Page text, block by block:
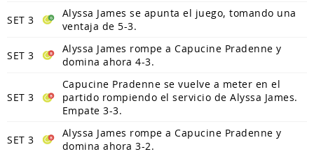
SET 3
Alyssa James se apunta el juego, tomando una
ventaja de 5-3.
SET 3
Alyssa James rompe a Capucine Pradenne y
domina ahora 4-3.
SET 3
Capucine Pradenne se vuelve a meter en el
partido rompiendo el servicio de Alyssa James.
Empate 3-3.
SET 3
Alyssa James rompe a Capucine Pradenne y
domina ahora 3-2.